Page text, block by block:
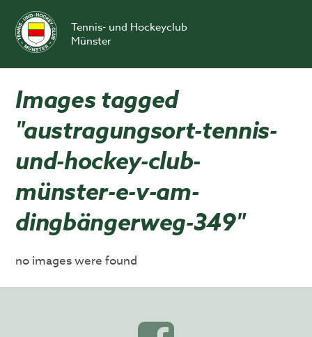
content
Tennis- und Hockeyclub
Münster
Images tagged
"austragungsort-tennis-
und-hockey-club-
münster-e-v-am-
dingbängerweg-349"
no images were found